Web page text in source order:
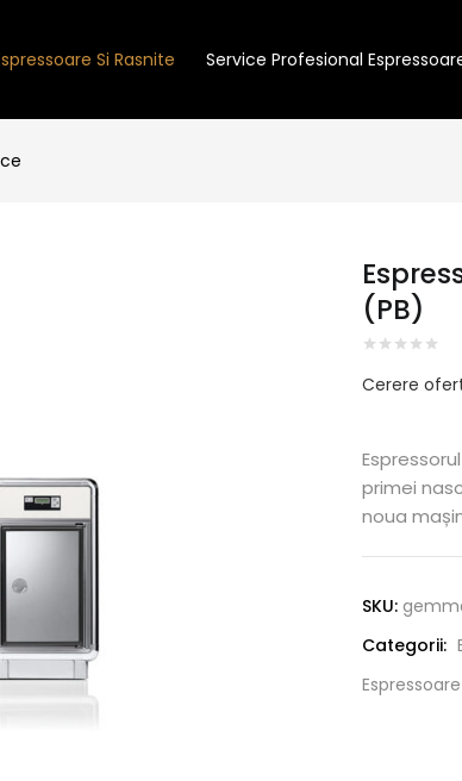
Si Rasnite Service Profesional
(PB)
Cerere
primei
noua
SKU:
Categorii: